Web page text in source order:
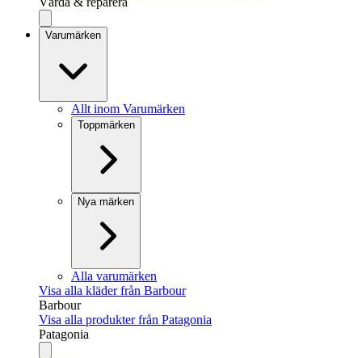
Varumärken
Allt inom Varumärken
Toppmärken
Nya märken
Alla varumärken
Visa alla kläder från Barbour
Barbour
Visa alla produkter från Patagonia
Patagonia